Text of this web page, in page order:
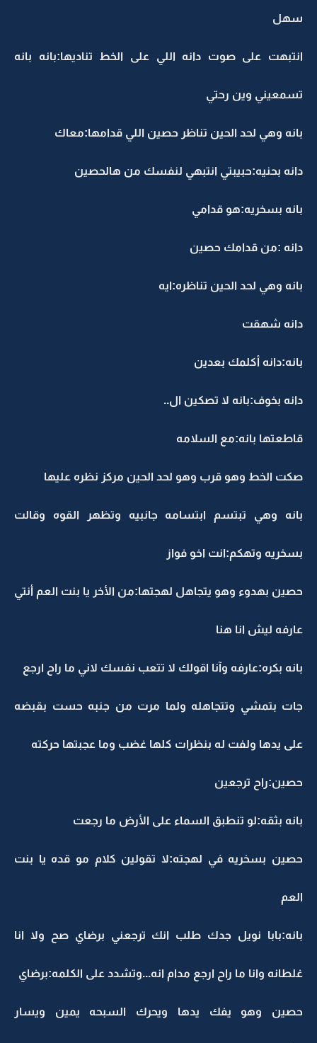
سهل
انتبهت على صوت دانه اللي على الخط تناديها:بانه بانه
تسمعيني وين رحتي
بانه وهي لحد الحين تناظر حصين اللي قدامها:معاك
دانه بحنيه:حبيبتي انتبهي لنفسك من هالحصين
بانه بسخريه:هو قدامي
دانه :من قدامك حصين
بانه وهي لحد الحين تناظره:ايه
دانه شهقت
بانه:دانه أكلمك بعدين
دانه بخوف:بانه لا تصكين ال..
قاطعتها بانه:مع السلامه
صكت الخط وهو قرب وهو لحد الحين مركز نظره عليها
بانه وهي تبتسم ابتسامه جانبيه وتظهر القوه وقالت
بسخريه وتهكم:انت اخو فواز
حصين بهدوء وهو يتجاهل لهجتها:من الأخر يا بنت العم أنتي
عارفه ليش انا هنا
بانه بكره:عارفه وآنا اقولك لا تتعب نفسك لاني ما راح ارجع
جات بتمشي وتتجاهله ولما مرت من جنبه حست بقبضه
على يدها ولفت له بنظرات كلها غضب وما عجبتها حركته
حصين:راح ترجعين
بانه بثقه:لو تنطبق السماء على الأرض ما رجعت
حصين بسخريه في لهجته:لا تقولين كلام مو قده يا بنت
العم
بانه:بابا نويل جدك طلب انك ترجعني برضاي صح ولا انا
غلطانه وانا ما راح ارجع مدام انه...وتشدد على الكلمه:برضاي
حصين وهو يفك يدها ويحرك السبحه يمين ويسار